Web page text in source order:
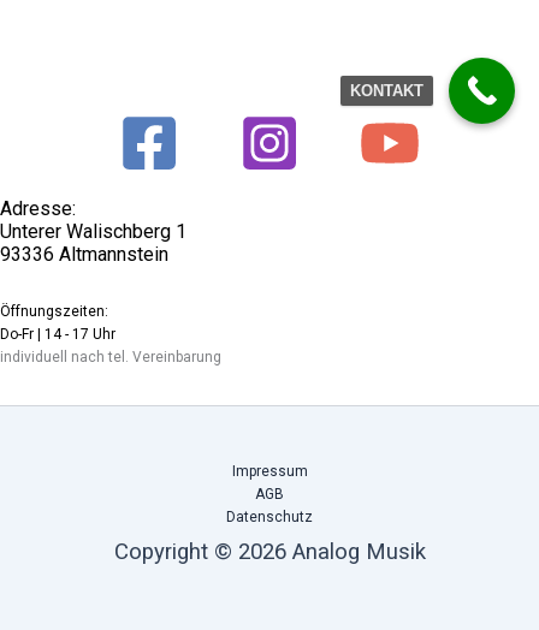
Adresse:
Unterer Walischberg 1
93336 Altmannstein
Öffnungszeiten:
Do-Fr | 14 - 17 Uhr
individuell nach tel. Vereinbarung
Impressum
AGB
Datenschutz
Copyright © 2026 Analog Musik
KONTAKT